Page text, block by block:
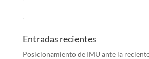
Entradas recientes
Posicionamiento de IMU ante la